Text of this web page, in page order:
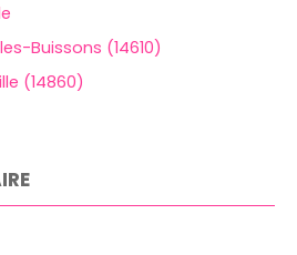
Buissons (14610)
(14860)